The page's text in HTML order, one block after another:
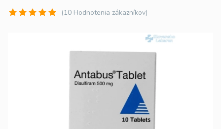
(10 Hodnotenia zákazníkov)